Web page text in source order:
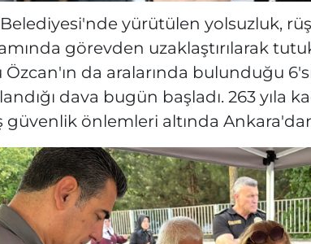
yürütülen yolsuzluk,
görevden uzaklaştırılarak
Özcan'ın da aralarında bulunduğu
dava bugün başladı. 263 yıla
güvenlik önlemleri altında